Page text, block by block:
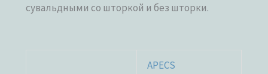
сувальдными со шторкой и без шторки.
APECS